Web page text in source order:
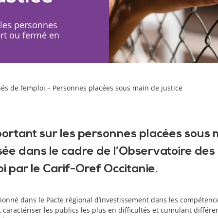
personnes
ou fermé en
de l’emploi – Personnes placées sous main de justice
sur les personnes placées sous
dans le cadre de l’Observatoire
par le Carif-Oref Occitanie.
dans le Pacte régional d’investissement dans les
les publics les plus en difficultés et cumulant